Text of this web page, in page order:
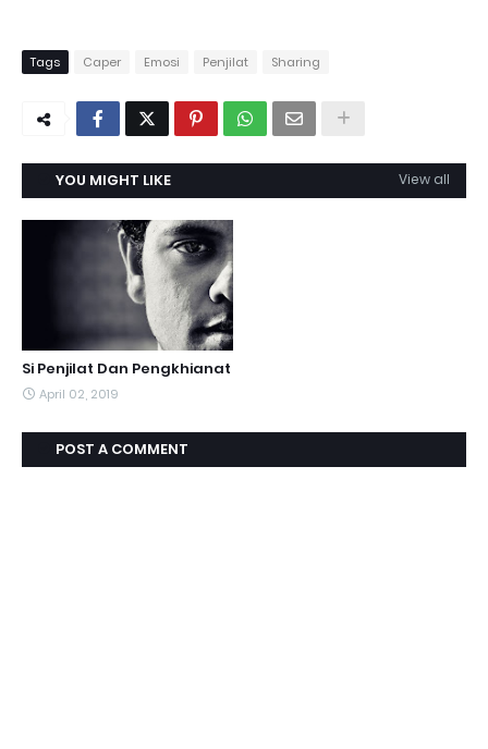
Tags Caper Emosi Penjilat Sharing
YOU MIGHT LIKE View all
Si Penjilat Dan Pengkhianat
April 02, 2019
POST A COMMENT